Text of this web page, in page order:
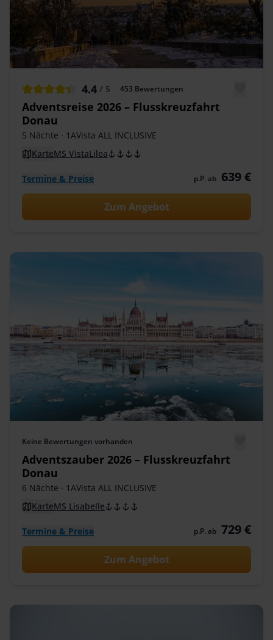
4.4 / 5 453 Bewertungen
Adventsreise 2026 – Flusskreuzfahrt
Donau
5 Nächte · 1AVista ALL INCLUSIVE
KarteMS VistaLilea
Termine & Preise p.P. ab 639 €
Zum Angebot
Keine Bewertungen vorhanden
Adventszauber 2026 – Flusskreuzfahrt
Donau
6 Nächte · 1AVista ALL INCLUSIVE
KarteMS Lisabelle
Termine & Preise p.P. ab 729 €
Zum Angebot